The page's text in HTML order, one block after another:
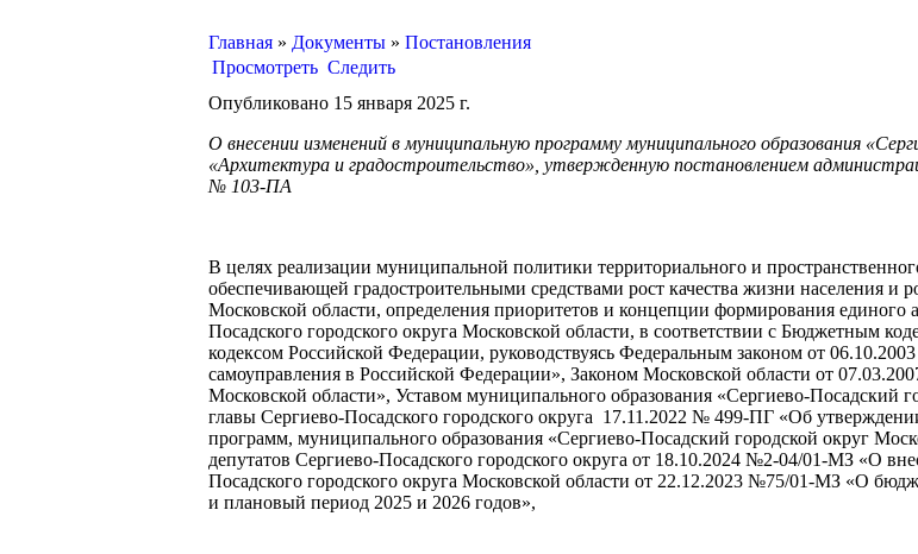
Главная » Документы » Постановления
Просмотреть Следить
Опубликовано 15 января 2025 г.
О внесении изменений в муниципальную программу муниципального образования
«Архитектура и градостроительство», утвержденную постановлением
№ 103-ПА
В целях реализации муниципальной политики территориального и
обеспечивающей градостроительными средствами рост качества жизни населения и
Московской области, определения приоритетов и концепции формирования единого
Посадского городского округа Московской области, в соответствии с Бюджетным
кодексом Российской Федерации, руководствуясь Федеральным законом от
самоуправления в Российской Федерации», Законом Московской области от
Московской области», Уставом муниципального образования «Сергиево-Посадский
главы Сергиево-Посадского городского округа 17.11.2022 № 499-ПГ «Об
программ, муниципального образования «Сергиево-Посадский городской округ
депутатов Сергиево-Посадского городского округа от 18.10.2024 №2-04/01-МЗ «О
Посадского городского округа Московской области от 22.12.2023 №75/01-МЗ «О
и плановый период 2025 и 2026 годов»,